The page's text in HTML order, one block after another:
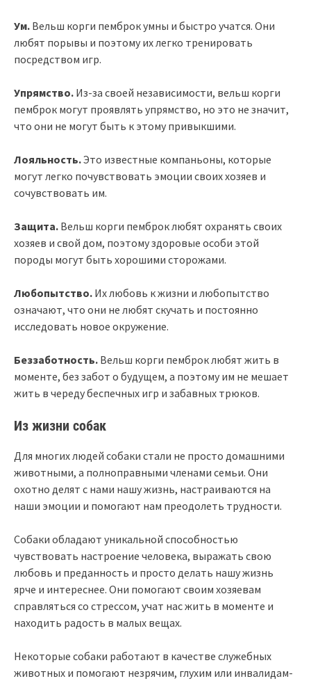
Ум. Вельш корги пемброк умны и быстро учатся. Они
любят порывы и поэтому их легко тренировать
посредством игр.
Упрямство. Из-за своей независимости, вельш корги
пемброк могут проявлять упрямство, но это не значит,
что они не могут быть к этому привыкшими.
Лояльность.Это известные компаньоны, которые
могут легко почувствовать эмоции своих хозяев и
сочувствовать им.
Защита. Вельш корги пемброк любят охранять своих
хозяев и свой дом, поэтому здоровые особи этой
породы могут быть хорошими сторожами.
Любопытство. Их любовь к жизни и любопытство
означают, что они не любят скучать и постоянно
исследовать новое окружение.
Беззаботность. Вельш корги пемброк любят жить в
моменте, без забот о будущем, а поэтому им не мешает
жить в череду беспечных игр и забавных трюков.
Из жизни собак
Для многих людей собаки стали не просто домашними
животными, а полноправными членами семьи. Они
охотно делят с нами нашу жизнь, настраиваются на
наши эмоции и помогают нам преодолеть трудности.
Собаки обладают уникальной способностью
чувствовать настроение человека, выражать свою
любовь и преданность и просто делать нашу жизнь
ярче и интереснее. Они помогают своим хозяевам
справляться со стрессом, учат нас жить в моменте и
находить радость в малых вещах.
Некоторые собаки работают в качестве служебных
животных и помогают незрячим, глухим или инвалидам-